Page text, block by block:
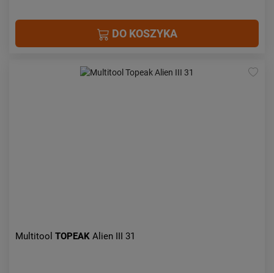
DO KOSZYKA
Multitool TOPEAK Alien III 31